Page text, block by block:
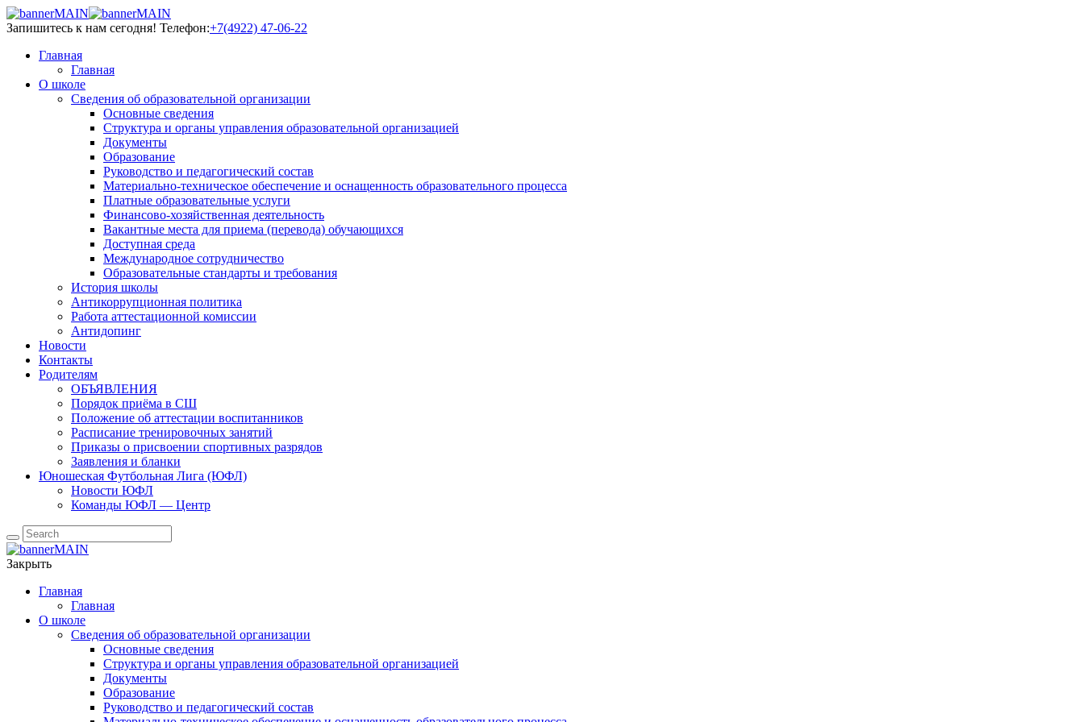
Запишитесь к нам сегодня! Телефон:+7(4922) 47-06-22
Главная
Главная
О школе
Сведения об образовательной организации
Основные сведения
Структура и органы управления образовательной организацией
Документы
Образование
Руководство и педагогический состав
Материально-техническое обеспечение и оснащенность образовательного процесса
Платные образовательные услуги
Финансово-хозяйственная деятельность
Вакантные места для приема (перевода) обучающихся
Доступная среда
Международное сотрудничество
Образовательные стандарты и требования
История школы
Антикоррупционная политика
Работа аттестационной комиссии
Антидопинг
Новости
Контакты
Родителям
ОБЪЯВЛЕНИЯ
Порядок приёма в СШ
Положение об аттестации воспитанников
Расписание тренировочных занятий
Приказы о присвоении спортивных разрядов
Заявления и бланки
Юношеская Футбольная Лига (ЮФЛ)
Новости ЮФЛ
Команды ЮФЛ — Центр
Закрыть
Главная
Главная
О школе
Сведения об образовательной организации
Основные сведения
Структура и органы управления образовательной организацией
Документы
Образование
Руководство и педагогический состав